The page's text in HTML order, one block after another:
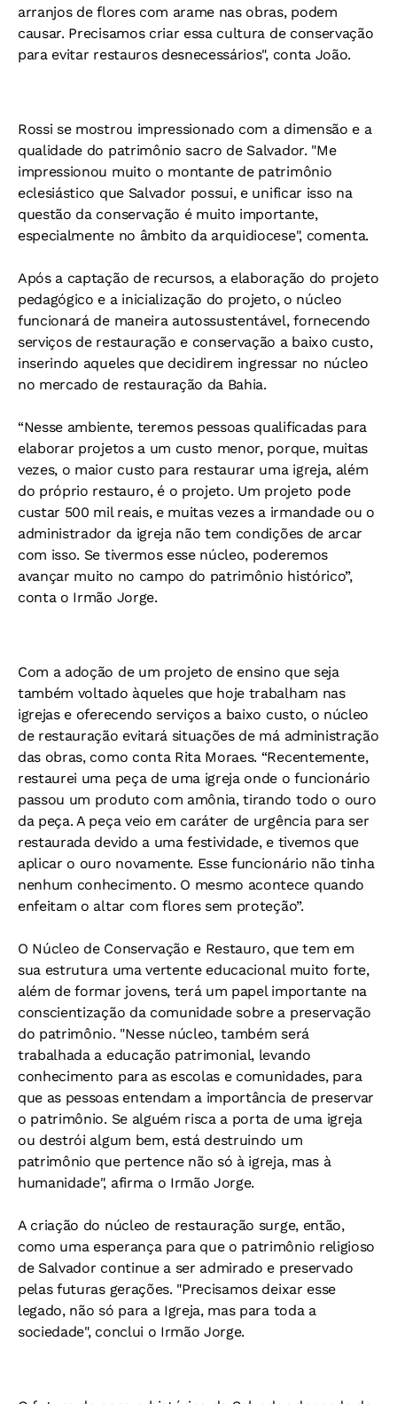
arranjos de flores com arame nas obras, podem
causar. Precisamos criar essa cultura de conservação
para evitar restauros desnecessários", conta João.
Rossi se mostrou impressionado com a dimensão e a
qualidade do patrimônio sacro de Salvador. "Me
impressionou muito o montante de patrimônio
eclesiástico que Salvador possui, e unificar isso na
questão da conservação é muito importante,
especialmente no âmbito da arquidiocese", comenta.
Após a captação de recursos, a elaboração do projeto
pedagógico e a inicialização do projeto, o núcleo
funcionará de maneira autossustentável, fornecendo
serviços de restauração e conservação a baixo custo,
inserindo aqueles que decidirem ingressar no núcleo
no mercado de restauração da Bahia.
“Nesse ambiente, teremos pessoas qualificadas para
elaborar projetos a um custo menor, porque, muitas
vezes, o maior custo para restaurar uma igreja, além
do próprio restauro, é o projeto. Um projeto pode
custar 500 mil reais, e muitas vezes a irmandade ou o
administrador da igreja não tem condições de arcar
com isso. Se tivermos esse núcleo, poderemos
avançar muito no campo do patrimônio histórico”,
conta o Irmão Jorge.
Com a adoção de um projeto de ensino que seja
também voltado àqueles que hoje trabalham nas
igrejas e oferecendo serviços a baixo custo, o núcleo
de restauração evitará situações de má administração
das obras, como conta Rita Moraes. “Recentemente,
restaurei uma peça de uma igreja onde o funcionário
passou um produto com amônia, tirando todo o ouro
da peça. A peça veio em caráter de urgência para ser
restaurada devido a uma festividade, e tivemos que
aplicar o ouro novamente. Esse funcionário não tinha
nenhum conhecimento. O mesmo acontece quando
enfeitam o altar com flores sem proteção”.
O Núcleo de Conservação e Restauro, que tem em
sua estrutura uma vertente educacional muito forte,
além de formar jovens, terá um papel importante na
conscientização da comunidade sobre a preservação
do patrimônio. "Nesse núcleo, também será
trabalhada a educação patrimonial, levando
conhecimento para as escolas e comunidades, para
que as pessoas entendam a importância de preservar
o patrimônio. Se alguém risca a porta de uma igreja
ou destrói algum bem, está destruindo um
patrimônio que pertence não só à igreja, mas à
humanidade", afirma o Irmão Jorge.
A criação do núcleo de restauração surge, então,
como uma esperança para que o patrimônio religioso
de Salvador continue a ser admirado e preservado
pelas futuras gerações. "Precisamos deixar esse
legado, não só para a Igreja, mas para toda a
sociedade", conclui o Irmão Jorge.